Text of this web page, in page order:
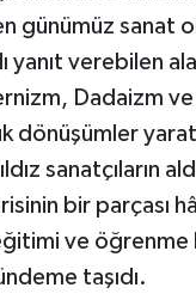
günümüz sanat
yanıt verebilen
Dadaizm ve
dönüşümler
sanatçıların
bir parçası
ve
taşıdı.